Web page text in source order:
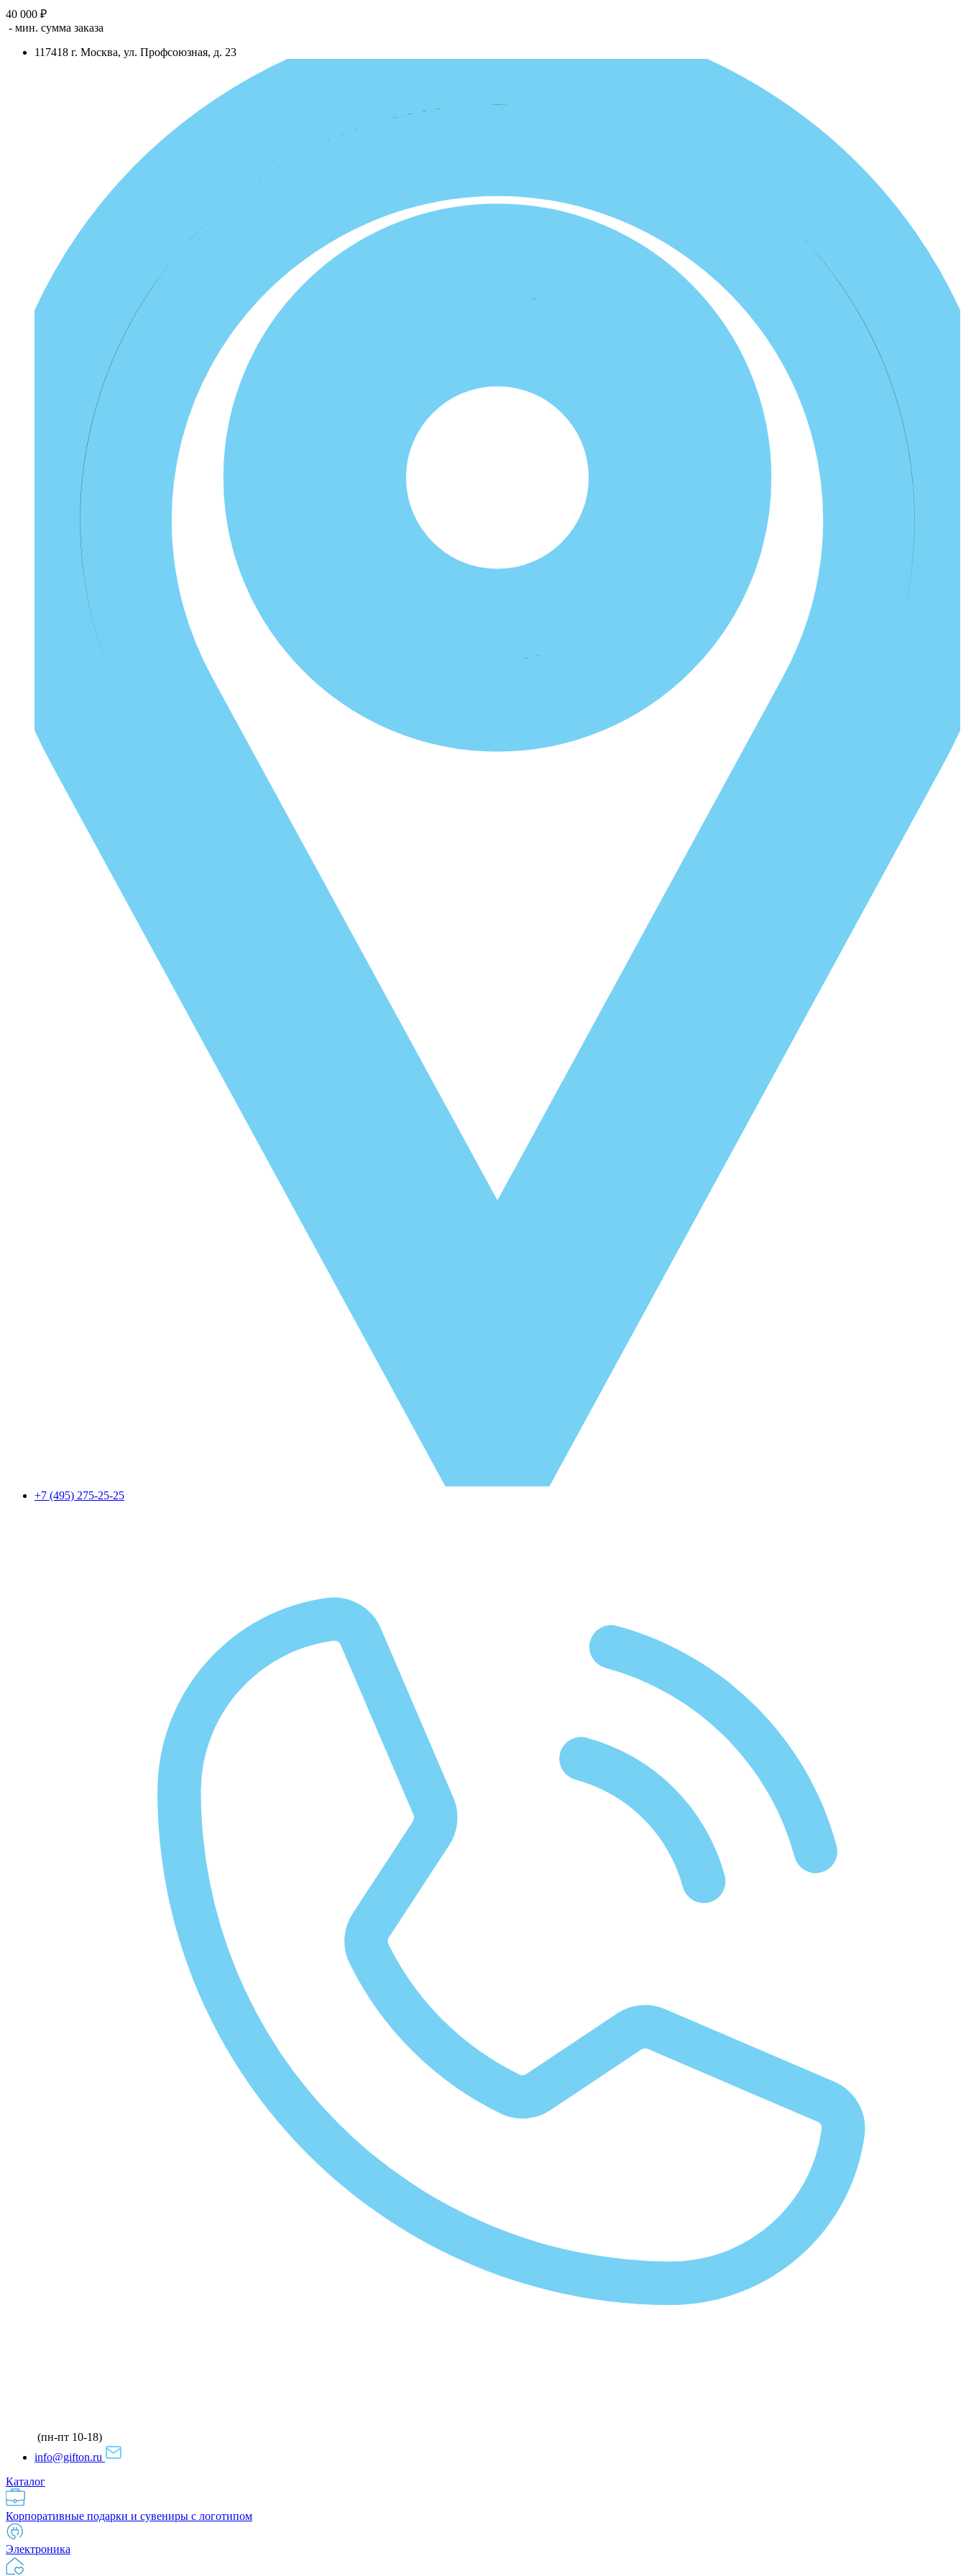
40 000 ₽
- мин. сумма заказа
117418 г. Москва, ул. Профсоюзная, д. 23
+7 (495) 275-25-25
(пн-пт 10-18)
info@gifton.ru
Каталог
Корпоративные подарки и сувениры с логотипом
Электроника